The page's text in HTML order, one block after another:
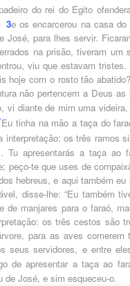
do rei do Egito
3e os encarcerou na casa
José, para lhes servir.
na prisão, tive­ram um
viu que estavam tristes.
hoje com o rosto tão
não pertencem a Deus
vi diante de mim uma videira,
Eu tinha na mão a taça do
interpretação: os três ramos
apresentarás a taça ao
peço-te que uses de
hebreus, e aqui também
disse-lhe: “Eu também
de manjares para o faraó,
os três cestos são
para as aves comerem
seus servidores, e entre
de apresentar a taça ao
de José, e sim esqueceu-o.